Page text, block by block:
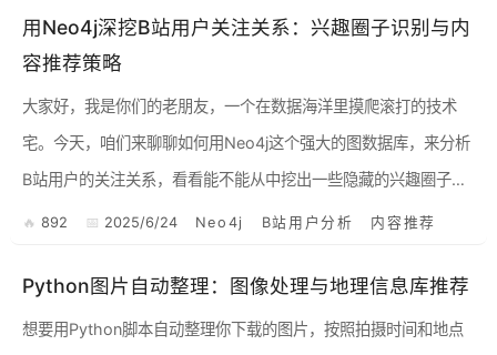
用Neo4j深挖B站用户关注关系：兴趣圈子识别与内
容推荐策略
大家好，我是你们的老朋友，一个在数据海洋里摸爬滚打的技术
宅。今天，咱们来聊聊如何用Neo4j这个强大的图数据库，来分析
B站用户的关注关系，看看能不能从中挖出一些隐藏的兴趣圈子，
甚至为内容推荐提供一些新的思路。 为什么选择Neo4j？ ...
892 2025/6/24 Neo4j B站用户分析 内容推荐
Python图片自动整理：图像处理与地理信息库推荐
想要用Python脚本自动整理你下载的图片，按照拍摄时间和地点